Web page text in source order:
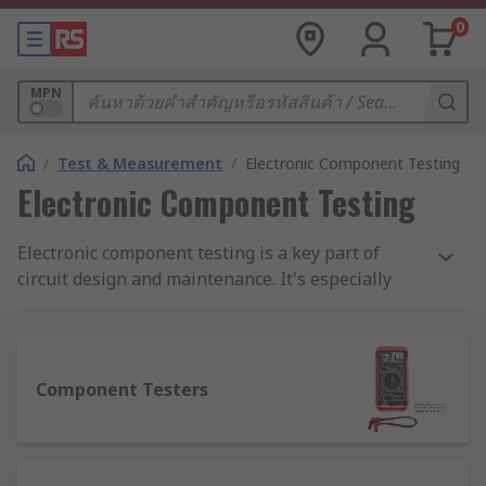
0
MPN
/ Test & Measurement / Electronic Component Testing
Electronic Component Testing
Electronic component testing is a key part of
circuit design and maintenance. It's especially
applications. Our leading brands in electronic
component testers and accessories include Time
Electronic, Ohmite, Cropico, RS PRO, BK Precision,
Component Testers